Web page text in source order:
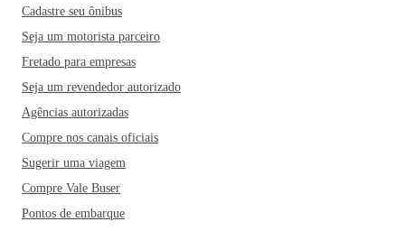
mais de 2000 obras de famosos pintores brasileiros -, o
Parque da Cidade - local de preservação da Mata Atlântica -,
e a Igreja do Senhor do Bonfim, onde os turista amarram
suas fitinhas e fazem seus pedidos.
históricos vive a cidade, Salvador também oferece inúmeras
abraçadas pela Baía de Todos os Santos. Dentre as
preferidas pelos turistas estão a do Flamengo, Ondina,
Itapuã, a Praia do Forte e a Praia Farol da Barra. Reservar
Cadastre seu ônibus
Seja um motorista parceiro
Fretado para empresas
Seja um revendedor autorizado
Agências autorizadas
Compre nos canais oficiais
Sugerir uma viagem
Compre Vale Buser
Pontos de embarque